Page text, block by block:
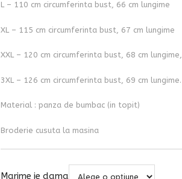
L – 110 cm circumferinta bust, 66 cm lungime
XL – 115 cm circumferinta bust, 67 cm lungime
XXL – 120 cm circumferinta bust, 68 cm lungime,
3XL – 126 cm circumferinta bust, 69 cm lungime.
Material : panza de bumbac (in topit)
Broderie cusuta la masina
Marime ie dama